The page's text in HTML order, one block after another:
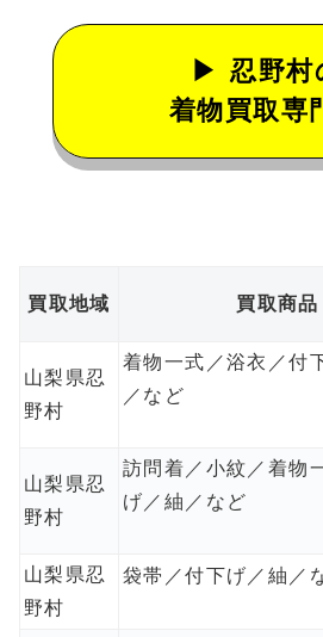
忍野村
着物買取専
買取地域 買取商品
山梨県忍
野村
着物一式／浴衣／付
／など
山梨県忍
野村
訪問着／小紋／着物
げ／紬／など
山梨県忍
野村
袋帯／付下げ／紬／